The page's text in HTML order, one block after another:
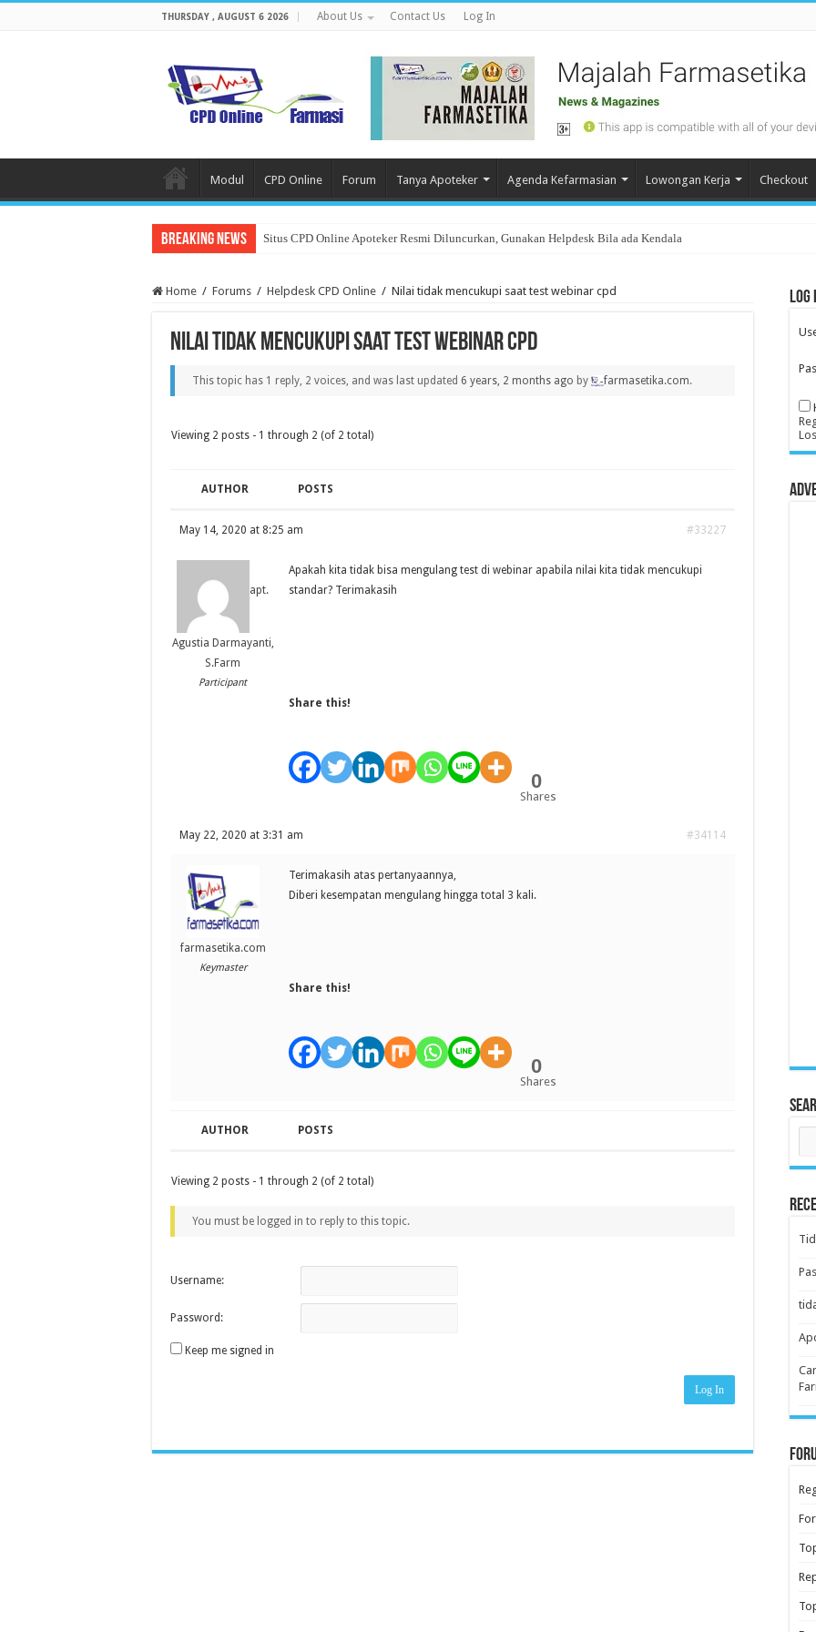
THURSDAY , AUGUST 6 2026 About Us Contact Us Log In
Modul CPD Online Forum Tanya Apoteker Agenda Kefarmasian Lowongan Kerja Checkout
Breaking News Situs CPD Online Apoteker Resmi Diluncurkan, Gunakan Helpdesk Bila ada Kendala
Home / Forums / Helpdesk CPD Online / Nilai tidak mencukupi saat test webinar cpd
Nilai tidak mencukupi saat test webinar cpd
This topic has 1 reply, 2 voices, and was last updated 6 years, 2 months ago by farmasetika.com.
Viewing 2 posts - 1 through 2 (of 2 total)
AUTHOR POSTS
May 14, 2020 at 8:25 am #33227
apt.
Agustia Darmayanti,
S.Farm
Participant
Apakah kita tidak bisa mengulang test di webinar apabila nilai kita tidak mencukupi
standar? Terimakasih
Share this!
0
Shares
May 22, 2020 at 3:31 am #34114
farmasetika.com
Keymaster
Terimakasih atas pertanyaannya,
Diberi kesempatan mengulang hingga total 3 kali.
Share this!
0
Shares
AUTHOR POSTS
Viewing 2 posts - 1 through 2 (of 2 total)
You must be logged in to reply to this topic.
Username:
Password:
Keep me signed in
Log In